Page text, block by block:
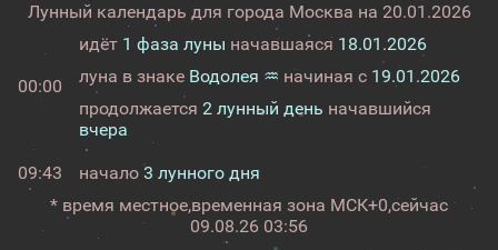
Лунный календарь для города Москва на 20.01.2026
00:00
идёт 1 фаза луны начавшаяся 18.01.2026
луна в знаке Водолея ♒ начиная с 19.01.2026
продолжается 2 лунный день начавшийся
вчера
09:43 начало 3 лунного дня
* время местное,временная зона МСК+0,сейчас
09.08.26 03:56